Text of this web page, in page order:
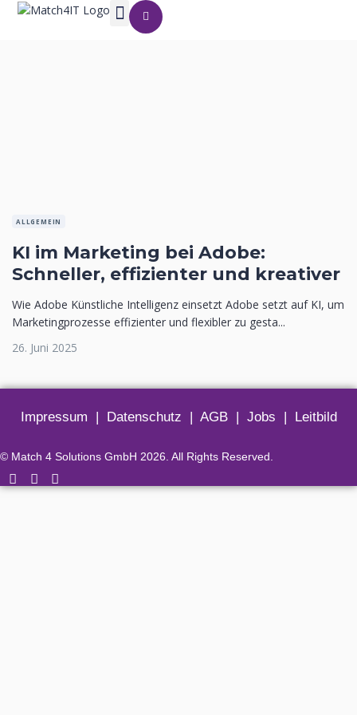
ALLGEMEIN
KI im Marketing bei Adobe:
Schneller, effizienter und kreativer
Wie Adobe Künstliche Intelligenz einsetzt Adobe setzt auf KI, um
Marketingprozesse effizienter und flexibler zu gesta...
26. Juni 2025
Impressum | Datenschutz | AGB| Jobs | Leitbild
© Match 4 Solutions GmbH 2026. All Rights Reserved.